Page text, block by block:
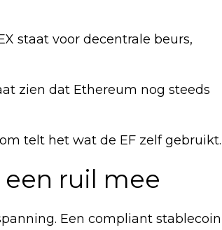
staat voor decentrale beurs,
zien dat Ethereum nog steeds
telt het wat de EF zelf gebruikt.
ruil mee
Een compliant stablecoin